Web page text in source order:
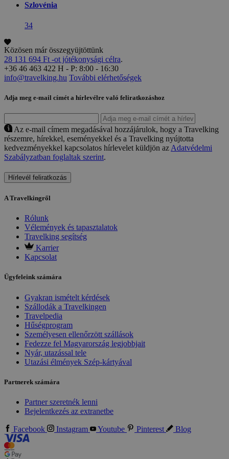
Szlovénia
34
Közösen már összegyüjtöttünk
28 131 694 Ft -ot jótékonysági célra.
+36 46 463 422 H - P: 8:00 - 16:30
info@travelking.hu További elérhetőségek
Adja meg e-mail címét a hírlevélre való feliratkozáshoz
Az e-mail címem megadásával hozzájárulok, hogy a Travelking
részemre, hírekkel, eseményekkel és a Travelking nyújtotta
kedvezményekkel kapcsolatos hírlevelet küldjön az Adatvédelmi
Szabályzatban foglaltak szerint.
Hírlevél feliratkozás
A Travelkingről
Rólunk
Vélemények és tapasztalatok
Travelking segítség
Karrier
Kapcsolat
Ügyfeleink számára
Gyakran ismételt kérdések
Szállodák a Travelkingen
Travelpedia
Hűségprogram
Személyesen ellenőrzött szállások
Fedezze fel Magyarország legjobbjait
Nyár, utazással tele
Utazási élmények Szép-kártyával
Partnerek számára
Partner szeretnék lenni
Bejelentkezés az extranetbe
Facebook Instagram Youtube Pinterest Blog